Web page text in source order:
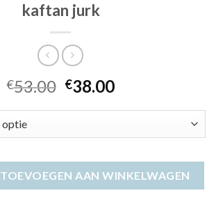
kaftan jurk
€53.00 €38.00
TOEVOEGEN AAN WINKELWAGEN